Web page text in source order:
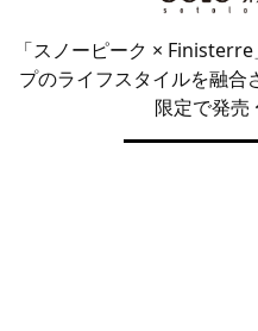
「スノーピーク ×
プのライフスタイルを融合
限定で発売